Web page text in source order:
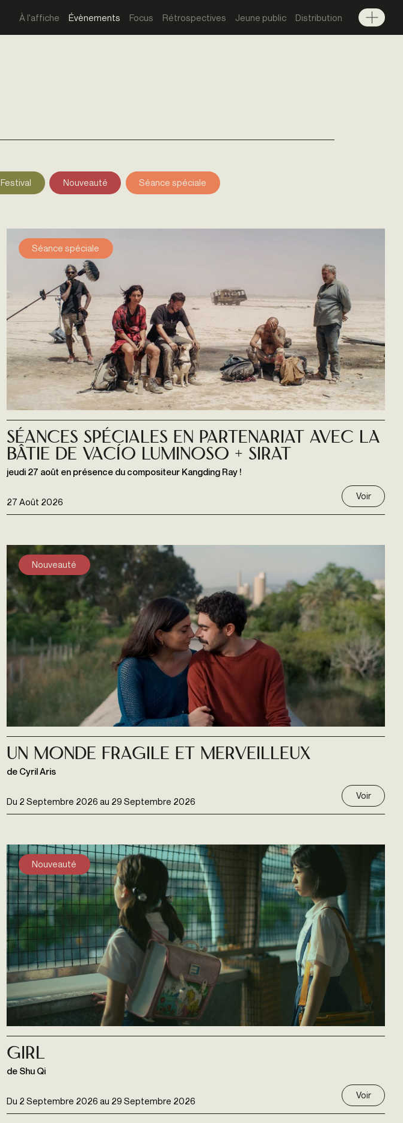
À l'affiche Évènements Focus Rétrospectives Jeune public Distribution
Menu
Festival Nouveauté Séance spéciale
Séance spéciale
27 Août 2026
Séances spéciales en partenariat avec La
Bâtie de Vacío Luminoso + Sirat
jeudi 27 août en présence du compositeur Kangding Ray !
Voir
Nouveauté
Du 2 Septembre 2026 au 29 Septembre 2026
Un monde fragile et merveilleux
de Cyril Aris
Voir
Nouveauté
Du 2 Septembre 2026 au 29 Septembre 2026
Girl
de Shu Qi
Voir